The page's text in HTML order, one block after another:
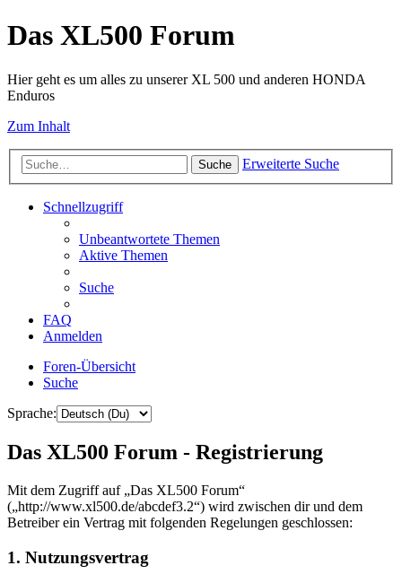
Das XL500 Forum
Hier geht es um alles zu unserer XL 500 und anderen HONDA
Enduros
Zum Inhalt
Suche Erweiterte Suche
Schnellzugriff
Unbeantwortete Themen
Aktive Themen
Suche
FAQ
Anmelden
Foren-Übersicht
Suche
Sprache:
Das XL500 Forum - Registrierung
Mit dem Zugriff auf „Das XL500 Forum“
(„http://www.xl500.de/abcdef3.2“) wird zwischen dir und dem
Betreiber ein Vertrag mit folgenden Regelungen geschlossen:
1. Nutzungsvertrag